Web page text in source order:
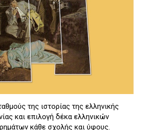
της ιστορίας της ελληνικής
και επιλογή δέκα ελληνικών
κάθε σχολής και ύφους.